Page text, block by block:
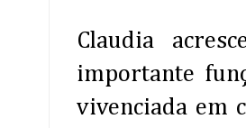
Claudia
importante
vivenciada em